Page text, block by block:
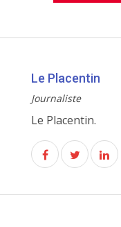
Le Placentin
Journaliste
Le Placentin.